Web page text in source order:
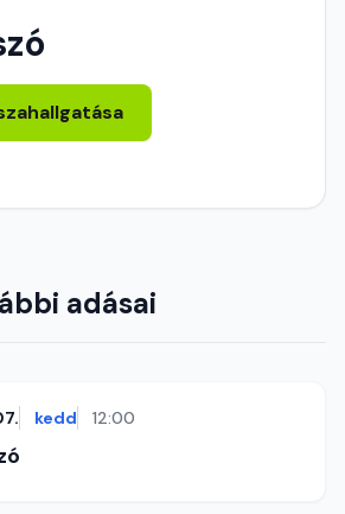
adásai
kedd 12:00